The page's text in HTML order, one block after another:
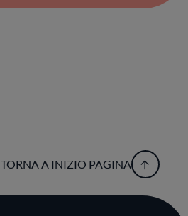
TORNA A INIZIO PAGINA